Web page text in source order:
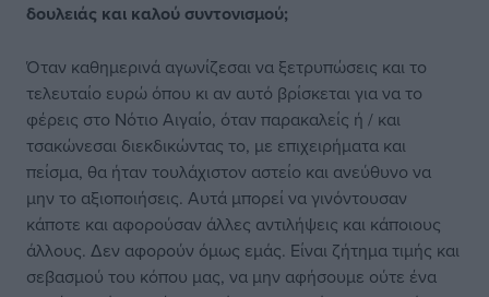
δουλειάς και καλού συντονισμού;
Όταν καθημερινά αγωνίζεσαι να ξετρυπώσεις και το
τελευταίο ευρώ όπου κι αν αυτό βρίσκεται για να το
φέρεις στο Νότιο Αιγαίο, όταν παρακαλείς ή / και
τσακώνεσαι διεκδικώντας το, με επιχειρήματα και
πείσμα, θα ήταν τουλάχιστον αστείο και ανεύθυνο να
μην το αξιοποιήσεις. Αυτά μπορεί να γινόντουσαν
κάποτε και αφορούσαν άλλες αντιλήψεις και κάποιους
άλλους. Δεν αφορούν όμως εμάς. Είναι ζήτημα τιμής και
σεβασμού του κόπου μας, να μην αφήσουμε ούτε ένα